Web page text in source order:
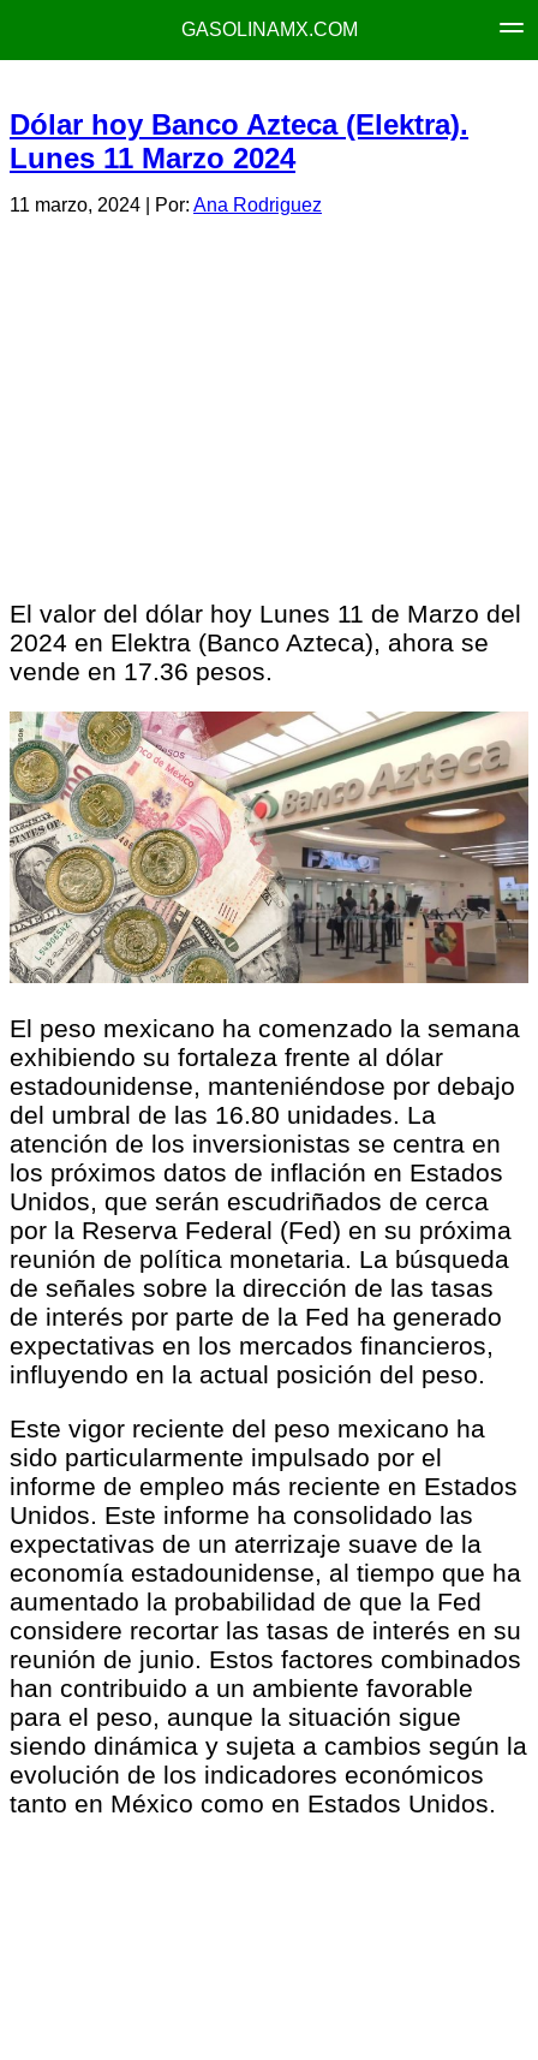
GASOLINAMX.COM
Dólar hoy Banco Azteca (Elektra).
Lunes 11 Marzo 2024
11 marzo, 2024 | Por: Ana Rodriguez
El valor del dólar hoy Lunes 11 de Marzo del
2024 en Elektra (Banco Azteca), ahora se
vende en 17.36 pesos.
El peso mexicano ha comenzado la semana
exhibiendo su fortaleza frente al dólar
estadounidense, manteniéndose por debajo
del umbral de las 16.80 unidades. La
atención de los inversionistas se centra en
los próximos datos de inflación en Estados
Unidos, que serán escudriñados de cerca
por la Reserva Federal (Fed) en su próxima
reunión de política monetaria. La búsqueda
de señales sobre la dirección de las tasas
de interés por parte de la Fed ha generado
expectativas en los mercados financieros,
influyendo en la actual posición del peso.
Este vigor reciente del peso mexicano ha
sido particularmente impulsado por el
informe de empleo más reciente en Estados
Unidos. Este informe ha consolidado las
expectativas de un aterrizaje suave de la
economía estadounidense, al tiempo que ha
aumentado la probabilidad de que la Fed
considere recortar las tasas de interés en su
reunión de junio. Estos factores combinados
han contribuido a un ambiente favorable
para el peso, aunque la situación sigue
siendo dinámica y sujeta a cambios según la
evolución de los indicadores económicos
tanto en México como en Estados Unidos.